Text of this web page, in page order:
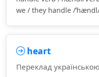
we / they handle /
heart
Переклад